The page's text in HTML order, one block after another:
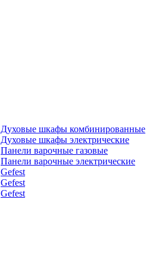
Духовые шкафы комбинированные
Духовые шкафы электрические
Панели варочные газовые
Панели варочные электрические
Gefest
Gefest
Gefest